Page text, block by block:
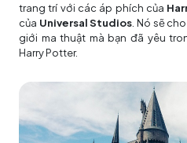
trang trí với các áp phích của
của Universal Studios . Nó sẽ
giới ma thuật mà bạn đã yêu
Harry Potter.